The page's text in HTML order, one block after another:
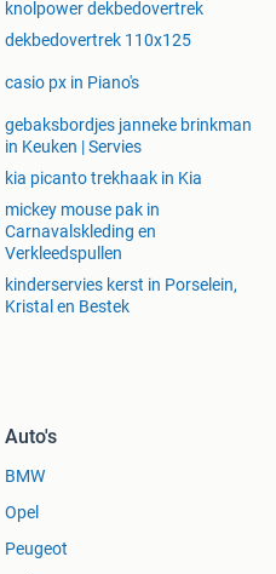
knolpower dekbedovertrek
dekbedovertrek 110x125
casio px in Piano's
gebaksbordjes janneke brinkman
in Keuken | Servies
kia picanto trekhaak in Kia
mickey mouse pak in
Carnavalskleding en
Verkleedspullen
kinderservies kerst in Porselein,
Kristal en Bestek
Auto's
BMW
Opel
Peugeot